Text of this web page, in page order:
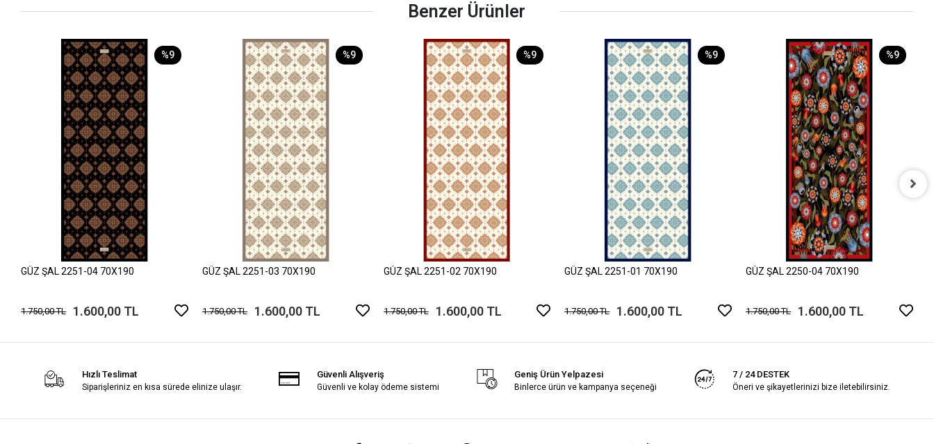
Benzer Ürünler
%9
GÜZ ŞAL 2251-04 70X190
1.750,00 TL 1.600,00 TL
%9
GÜZ ŞAL 2251-03 70X190
1.750,00 TL 1.600,00 TL
%9
GÜZ ŞAL 2251-02 70X190
1.750,00 TL 1.600,00 TL
%9
GÜZ ŞAL 2251-01 70X190
1.750,00 TL 1.600,00 TL
%9
GÜZ ŞAL 2250-04 70X190
1.750,00 TL 1.600,00 TL
Hızlı Teslimat
Siparişleriniz en kısa sürede elinize ulaşır.
Güvenli Alışveriş
Güvenli ve kolay ödeme sistemi
Geniş Ürün Yelpazesi
Binlerce ürün ve kampanya seçeneği
7 / 24 DESTEK
Öneri ve şikayetlerinizi bize iletebilirsiniz.